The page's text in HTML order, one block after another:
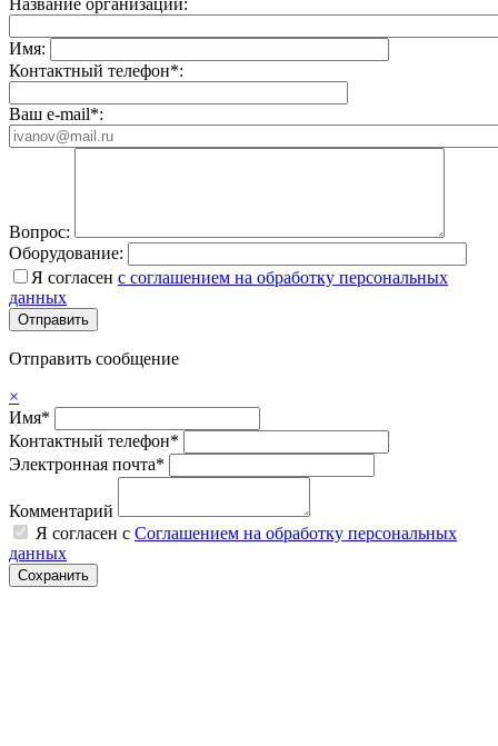
Название организации:
Имя:
Контактный телефон*:
Ваш e-mail*:
Вопрос:
Оборудование:
Я согласен с соглашением на обработку персональных
данных
Отправить сообщение
×
Имя*
Контактный телефон*
Электронная почта*
Комментарий
Я согласен с Соглашением на обработку персональных
данных